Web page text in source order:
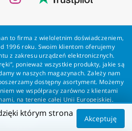
to firma z wieloletnim doświadczeniem,
1996 roku. Swoim klientom oferujemy
z zakresu urządzeń elektronicznych.
ponieważ wszystkie produkty, jakie są
w naszych magazynach. Zależy nam
dostępny asortyment. Możemy
we współpracy zarówno z klientami
na terenie całej Unii Europejskiej.
obsługę każdego klienta oraz szybką i
zamówień. Wasserman - wszystko dla
którym strona
Akceptuję